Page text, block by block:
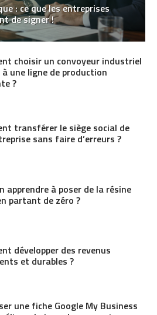
: ce que les entreprises
de signer !
choisir un convoyeur industriel
une ligne de production
?
transférer le siège social de
sans faire d’erreurs ?
apprendre à poser de la résine
partant de zéro ?
développer des revenus
et durables ?
une fiche Google My Business